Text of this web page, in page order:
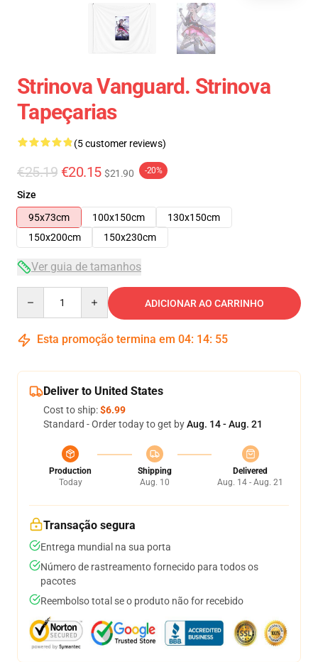
Strinova Vanguard. Strinova
Tapeçarias
(5 customer reviews)
€25.19 €20.15 $21.90 -20%
Size
95x73cm
100x150cm
130x150cm
150x200cm
150x230cm
Ver guia de tamanhos
ADICIONAR AO CARRINHO
Esta promoção termina em 04: 14: 55
Deliver to United States
Cost to ship:$6.99
Standard - Order today to get byAug. 14 - Aug. 21
Production
Today
Shipping
Aug. 10
Delivered
Aug. 14 - Aug. 21
Transação segura
Entrega mundial na sua porta
Número de rastreamento fornecido para todos os
pacotes
Reembolso total se o produto não for recebido